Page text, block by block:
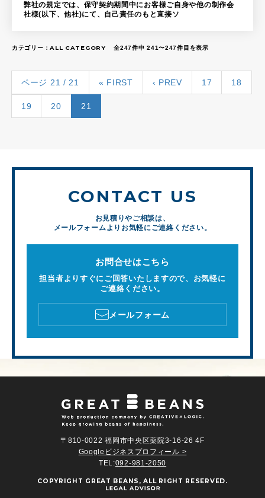
弊社の規定では、保守契約期間中にお客様ご自身や他の制作会
社様(以下、他社)にて、自己責任のもと直接ソ
カテゴリー：ALL CATEGORY 全247件中 241〜247件目を表示
ページ 21 / 21 « FIRST ‹ PREV 17 18
19 20 21
CONTACT US
お見積りやご相談は、
メールフォームよりお気軽にご連絡ください。
お問合せはこちら
担当者よりすぐにご回答いたしますので、お気軽に
ご連絡ください。
メールフォーム
〒810-0022 福岡市中央区薬院3-16-26 4F
Googleビジネスプロフィール >
TEL:092-981-2050
COPYRIGHT GREAT BEANS , ALL RIGHT RESERVED.